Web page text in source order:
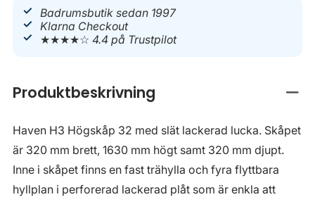
Badrumsbutik sedan 1997
Klarna Checkout
★★★★☆4.4 på Trustpilot
Produktbeskrivning
Haven H3 Högskåp 32 med slät lackerad lucka. Skåpet
är 320 mm brett, 1630 mm högt samt 320 mm djupt.
Inne i skåpet finns en fast trähylla och fyra flyttbara
hyllplan i perforerad lackerad plåt som är enkla att